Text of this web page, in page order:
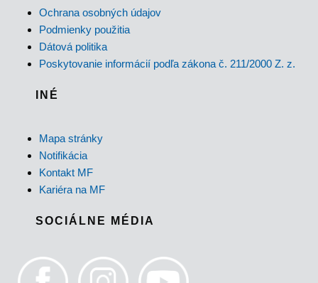
Ochrana osobných údajov
Podmienky použitia
Dátová politika
Poskytovanie informácií podľa zákona č. 211/2000 Z. z.
INÉ
Mapa stránky
Notifikácia
Kontakt MF
Kariéra na MF
SOCIÁLNE MÉDIA